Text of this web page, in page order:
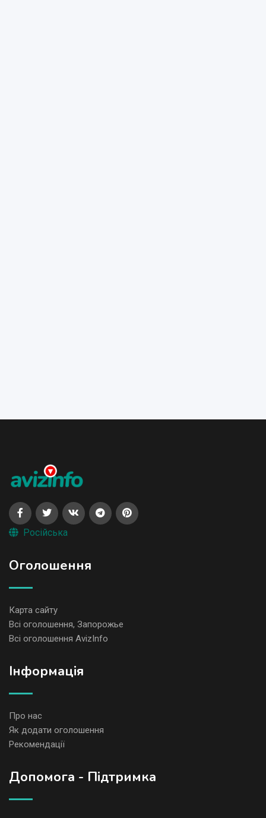
Російська
Оголошення
Карта сайту
Всі оголошення, Запорожье
Всі оголошення AvizInfo
Iнформація
Про нас
Як додати оголошення
Рекомендації
Допомога - Підтримка